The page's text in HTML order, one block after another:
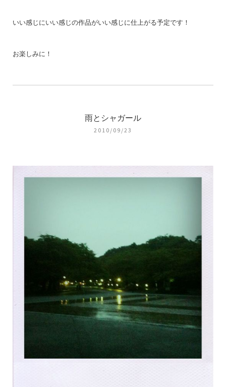
いい感じにいい感じの作品がいい感じに仕上がる予定です！
お楽しみに！
雨とシャガール
2010/09/23